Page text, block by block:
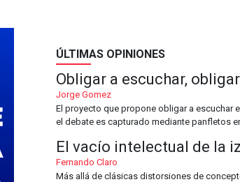
ÚLTIMAS OPINIONES
Obligar a escuchar,
Jorge Gomez
El proyecto que propone obligar a escuchar
el debate es capturado mediante panfletos
El vacío intelectual de la
Fernando Claro
Más allá de clásicas distorsiones de